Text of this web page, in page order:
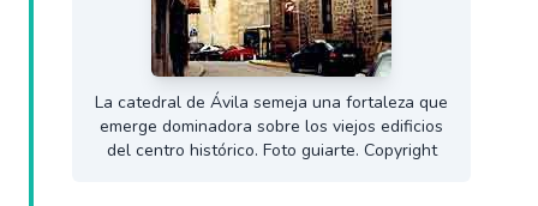
La catedral de Ávila semeja una fortaleza que
emerge dominadora sobre los viejos edificios
del centro histórico. Foto guiarte. Copyright